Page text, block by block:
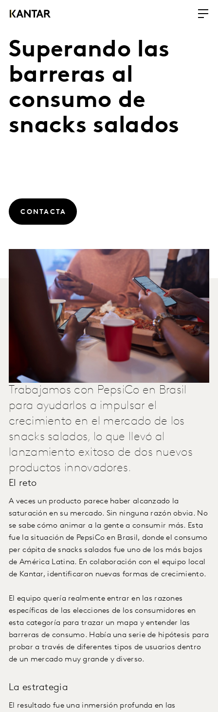
Superando las
barreras al
consumo de
snacks salados
CONTACTA
Trabajamos con PepsiCo en Brasil
para ayudarlos a impulsar el
crecimiento en el mercado de los
snacks salados, lo que llevó al
lanzamiento exitoso de dos nuevos
productos innovadores.
El reto
A veces un producto parece haber alcanzado la
saturación en su mercado. Sin ninguna razón obvia. No
se sabe cómo animar a la gente a consumir más. Esta
fue la situación de PepsiCo en Brasil, donde el consumo
per cápita de snacks salados fue uno de los más bajos
de América Latina. En colaboración con el equipo local
de Kantar, identificaron nuevas formas de crecimiento.
El equipo quería realmente entrar en las razones
específicas de las elecciones de los consumidores en
esta categoría para trazar un mapa y entender las
barreras de consumo. Había una serie de hipótesis para
probar a través de diferentes tipos de usuarios dentro
de un mercado muy grande y diverso.
La estrategia
El resultado fue una inmersión profunda en las